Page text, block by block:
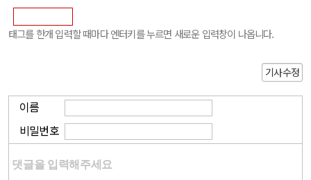
태그를 한개 입력할 때마다 엔터키를 누르면 새로운 입력창이 나옵니다.
기사수정
이름
비밀번호